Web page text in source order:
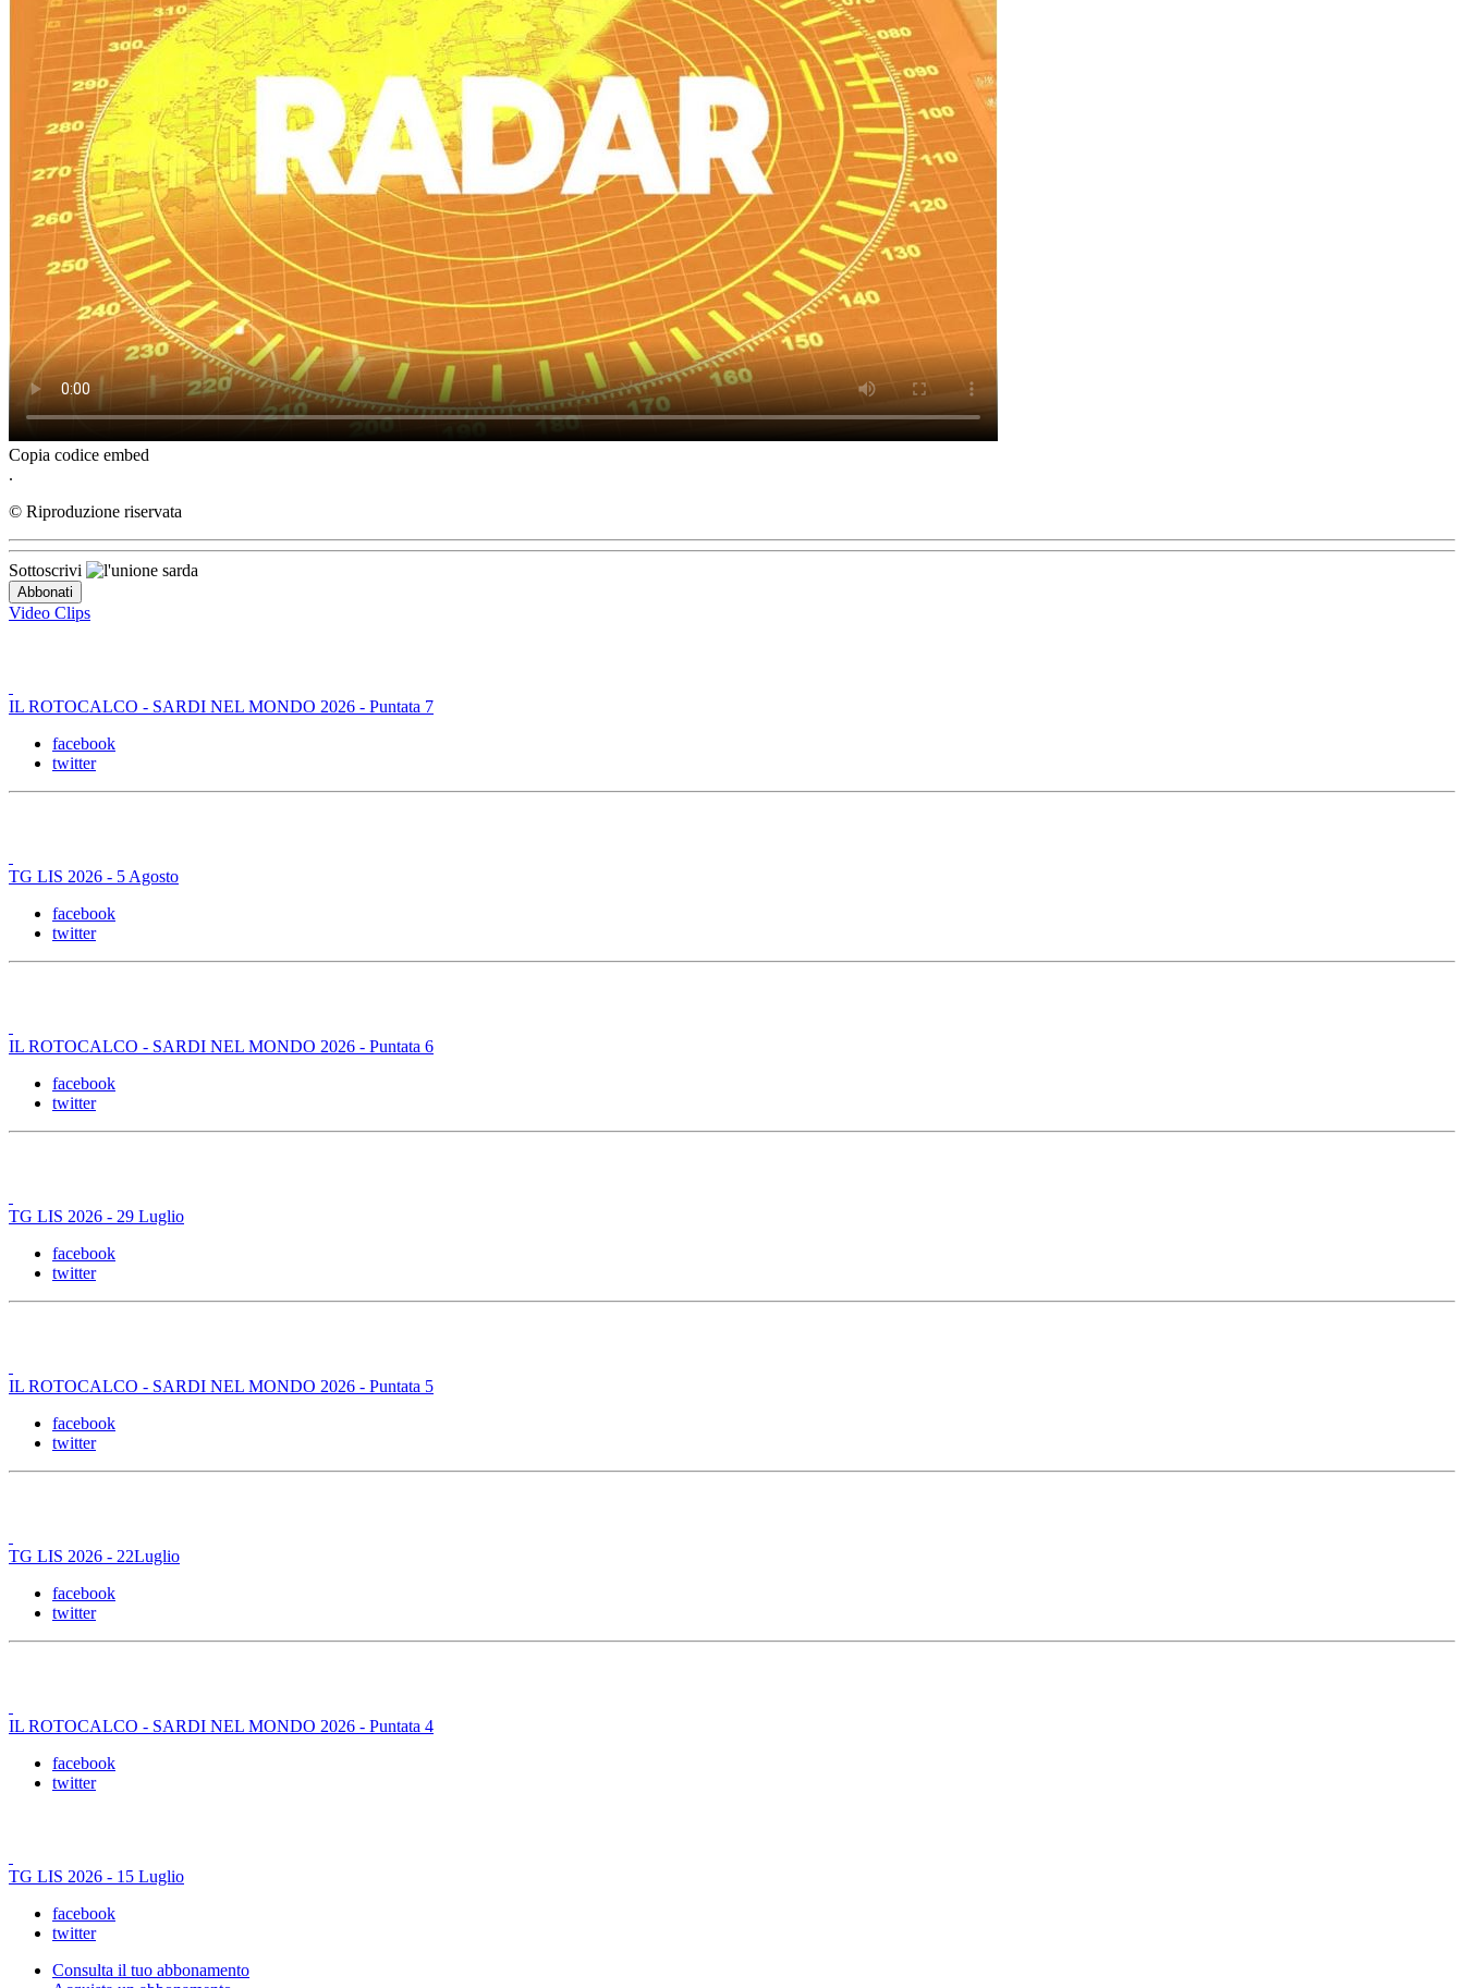
Copia codice embed
.
© Riproduzione riservata
Sottoscrivi
Video Clips
IL ROTOCALCO - SARDI NEL MONDO 2026 - Puntata 7
facebook
twitter
TG LIS 2026 - 5 Agosto
facebook
twitter
IL ROTOCALCO - SARDI NEL MONDO 2026 - Puntata 6
facebook
twitter
TG LIS 2026 - 29 Luglio
facebook
twitter
IL ROTOCALCO - SARDI NEL MONDO 2026 - Puntata 5
facebook
twitter
TG LIS 2026 - 22Luglio
facebook
twitter
IL ROTOCALCO - SARDI NEL MONDO 2026 - Puntata 4
facebook
twitter
TG LIS 2026 - 15 Luglio
facebook
twitter
Consulta il tuo abbonamento